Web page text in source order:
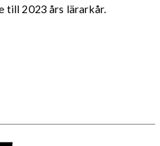
till 2023 års lärarkår.